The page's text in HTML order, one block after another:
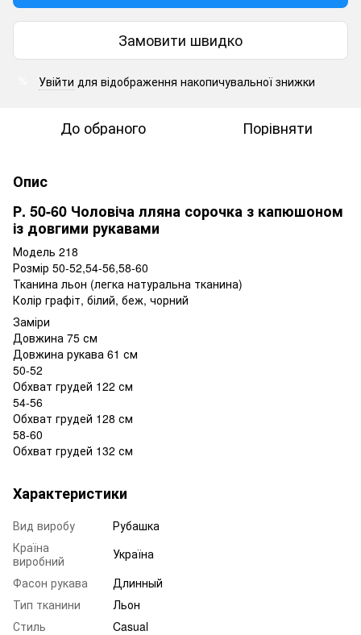
Замовити швидко
Увійти для відображення накопичувальної знижки
До обраного Порівняти
Опис
Р. 50-60 Чоловіча лляна сорочка з капюшоном
із довгими рукавами
Модель 218
Розмір 50-52,54-56,58-60
Тканина льон (легка натуральна тканина)
Колір графіт, білий, беж, чорний
Заміри
Довжина 75 см
Довжина рукава 61 см
50-52
Обхват грудей 122 см
54-56
Обхват грудей 128 см
58-60
Обхват грудей 132 см
Характеристики
Вид виробу
Рубашка
Країна
виробний
Україна
Фасон рукава
Длинный
Тип тканини
Льон
Стиль
Casual